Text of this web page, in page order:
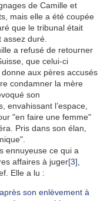
de Camille et
mais elle a été coupée
que le tribunal était
duré.
a refusé de retourner
que celui-ci
aux pères accusés
condamner la mère
son
envahissant l’espace,
"en faire une femme"
Pris dans son élan,
ennuyeuse ce qui a
affaires à juger[3]
Elle a lu :